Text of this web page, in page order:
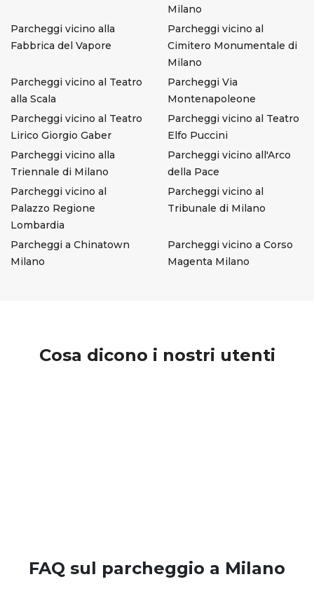
Milano
Parcheggi vicino alla
Fabbrica del Vapore
Parcheggi vicino al
Cimitero Monumentale di
Milano
Parcheggi vicino al Teatro
alla Scala
Parcheggi Via
Montenapoleone
Parcheggi vicino al Teatro
Lirico Giorgio Gaber
Parcheggi vicino al Teatro
Elfo Puccini
Parcheggi vicino alla
Triennale di Milano
Parcheggi vicino all'Arco
della Pace
Parcheggi vicino al
Palazzo Regione
Lombardia
Parcheggi vicino al
Tribunale di Milano
Parcheggi a Chinatown
Milano
Parcheggi vicino a Corso
Magenta Milano
Cosa dicono i nostri utenti
FAQ sul parcheggio a Milano